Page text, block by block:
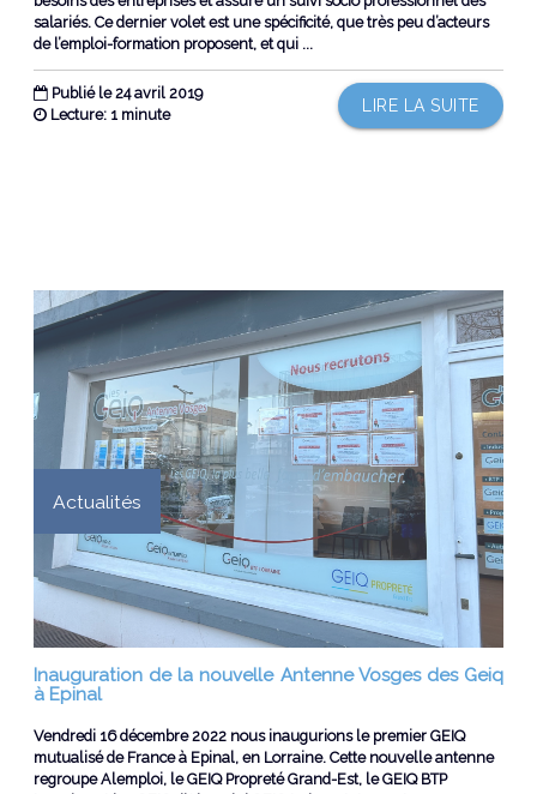
salariés. Ce dernier volet est une spécificité, que très peu d’acteurs
de l’emploi-formation proposent, et qui ...
Publié le 24 avril 2019
LIRE LA SUITE
Lecture: 1 minute
Actualités
Inauguration de la nouvelle Antenne Vosges des Geiq
à Epinal
Vendredi 16 décembre 2022 nous inaugurions le premier GEIQ
mutualisé de France à Epinal, en Lorraine. Cette nouvelle antenne
regroupe Alemploi, le GEIQ Propreté Grand-Est, le GEIQ BTP